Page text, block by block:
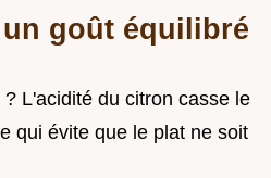
goût équilibré
L'acidité du citron casse le
qui évite que le plat ne soit